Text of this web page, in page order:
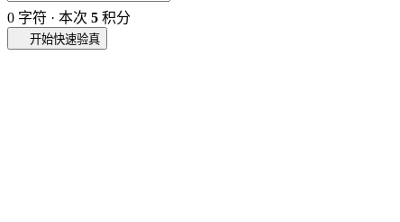
0字符 · 本次 5积分
开始快速验真